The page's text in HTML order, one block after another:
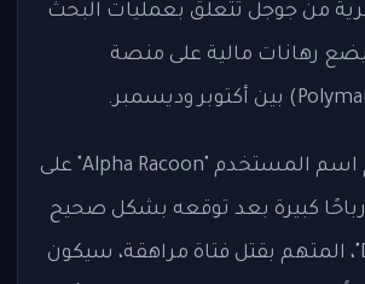
من جوجل تتعلق بعمليات البحث
رهانات مالية على منصة
استخدم المتهم اسم المستخدم "Alpha Racoon" على
كبيرة بعد توقعه بشكل صحيح
أن المغني "D4vd"، المتهم بقتل فتاة مراهقة، سيكون